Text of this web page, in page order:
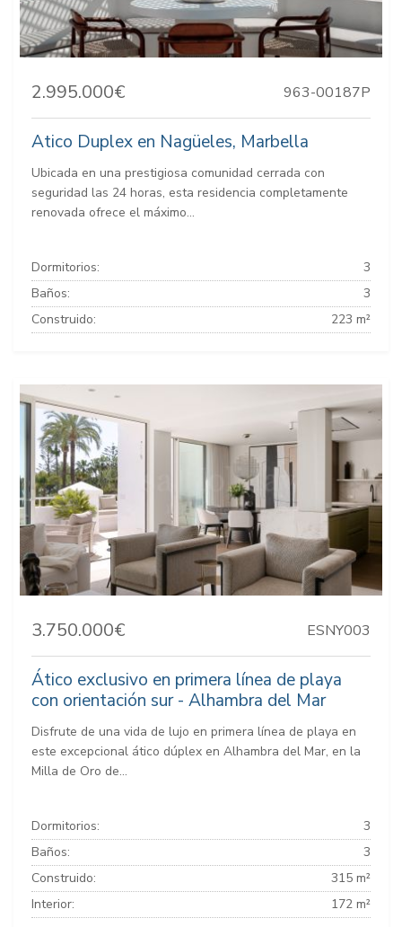
2.995.000€ 963-00187P
Atico Duplex en Nagüeles, Marbella
Ubicada en una prestigiosa comunidad cerrada con
seguridad las 24 horas, esta residencia completamente
renovada ofrece el máximo...
Dormitorios:
3
Baños:
3
Construido:
223 m²
3.750.000€ ESNY003
Ático exclusivo en primera línea de playa
con orientación sur - Alhambra del Mar
Disfrute de una vida de lujo en primera línea de playa en
este excepcional ático dúplex en Alhambra del Mar, en la
Milla de Oro de...
Dormitorios:
3
Baños:
3
Construido:
315 m²
Interior:
172 m²